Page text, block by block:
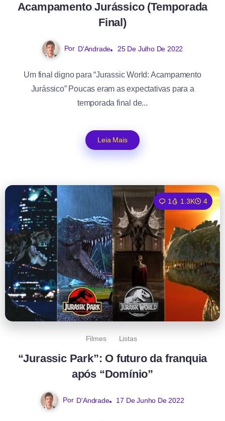
Acampamento Jurássico (Temporada
Final)
Por D'Andrade 25 De Julho De 2022
Um final digno para “Jurassic World: Acampamento
Jurássico” Poucas eram as expectativas para a
temporada final de...
Leia Mais
1 1.3K 4
Filmes Listas
“Jurassic Park”: O futuro da franquia
após “Domínio”
Por D'Andrade 17 De Junho De 2022